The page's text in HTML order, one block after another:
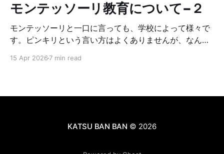
モンテッソーリ教育について−２
モンテッソーリと一口に言っても、学校によって様々で
す。ピンキリという言い方はよくありませんが、なんち
ーリの中でも、どこまでオリジナルに基づいて厳しくや
差はない気もしますが、小学校見学をしてみて、学校毎
15 Apr 2026 7 min read
KATSU BAN BAN © 2026